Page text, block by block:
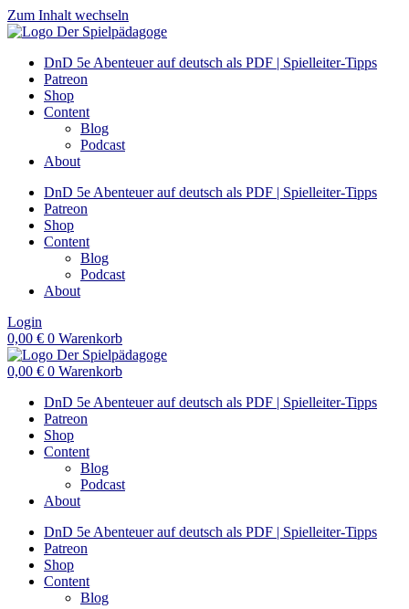
Zum Inhalt wechseln
DnD 5e Abenteuer auf deutsch als PDF | Spielleiter-Tipps
Patreon
Shop
Content
Blog
Podcast
About
DnD 5e Abenteuer auf deutsch als PDF | Spielleiter-Tipps
Patreon
Shop
Content
Blog
Podcast
About
Login
0,00 € 0 Warenkorb
0,00 € 0 Warenkorb
DnD 5e Abenteuer auf deutsch als PDF | Spielleiter-Tipps
Patreon
Shop
Content
Blog
Podcast
About
DnD 5e Abenteuer auf deutsch als PDF | Spielleiter-Tipps
Patreon
Shop
Content
Blog